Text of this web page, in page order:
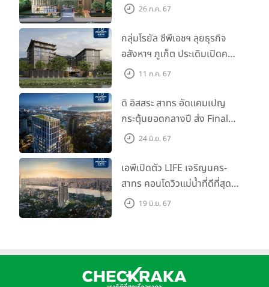
เนซิส นครปฐม" จับมือพาร์ท
26 ก.ค. 67
กลุ่มโรยัล ซีพีเอชฯ ลุยธุรกิจ
อสังหาฯ ภูเก็ต ประเดิมเปิดคอน
โดฯ "เลค อเวนิว ภูเก็ต" พรีเซล
11 ก.ค. 67
ดิ อิสสระ สาทร อัดแคมเปญ
กระตุ้นยอดกลางปี ส่ง Final
Call ห้องหลุดดาวน์ หั่นราคา
24 มิ.ย. 67
เอพีเปิดตัว LIFE เจริญนคร-
สาทร คอนโดวิวแม่น้ำที่ดีที่สุด
กับชีวิตที่เหนือกว่าในทุกมิติ
19 มิ.ย. 67